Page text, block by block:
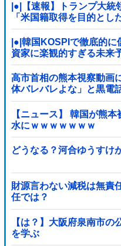
|●|【速報】トランプ大
「米国籍取得を目的とし
|●|韓国KOSPIで徹底的
資家に楽観的すぎる未
高市首相の熊本視察動画
体バレバレよな」と黒
【ニュース】 韓国が熊
水にｗｗｗｗｗｗｗ
どうなる？河合ゆうすけ
財源言わない減税は無責
任では？
【は？】大阪府泉南市
を学ぶ